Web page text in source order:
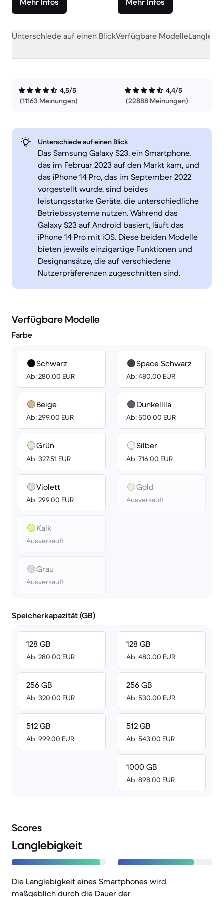
Unterschiede auf einen BlickVerfügbare Modelle
4,5/5
(11163 Meinungen)
4,4/5
(22888 Meinungen)
Unterschiede auf einen Blick
Das Samsung Galaxy S23, ein Smartphone,
das im Februar 2023 auf den Markt kam, und
das iPhone 14 Pro, das im September 2022
vorgestellt wurde, sind beides
leistungsstarke Geräte, die unterschiedliche
Betriebssysteme nutzen. Während das
Galaxy S23 auf Android basiert, läuft das
iPhone 14 Pro mit iOS. Diese beiden Modelle
bieten jeweils einzigartige Funktionen und
Designansätze, die auf verschiedene
Nutzerpräferenzen zugeschnitten sind.
Verfügbare Modelle
Farbe
Schwarz
Ab: 280.00 EUR
Beige
Ab: 299.00 EUR
Grün
Ab: 327.51 EUR
Violett
Ab: 299.00 EUR
Kalk
Ausverkauft
Grau
Ausverkauft
Space Schwarz
Ab: 480.00 EUR
Dunkellila
Ab: 500.00 EUR
Silber
Ab: 716.00 EUR
Gold
Ausverkauft
Speicherkapazität (GB)
128 GB
Ab: 280.00 EUR
256 GB
Ab: 320.00 EUR
512 GB
Ab: 999.00 EUR
128 GB
Ab: 480.00 EUR
256 GB
Ab: 530.00 EUR
512 GB
Ab: 543.00 EUR
1000 GB
Ab: 898.00 EUR
Scores
Langlebigkeit
Die Langlebigkeit eines Smartphones wird
maßgeblich durch die Dauer der